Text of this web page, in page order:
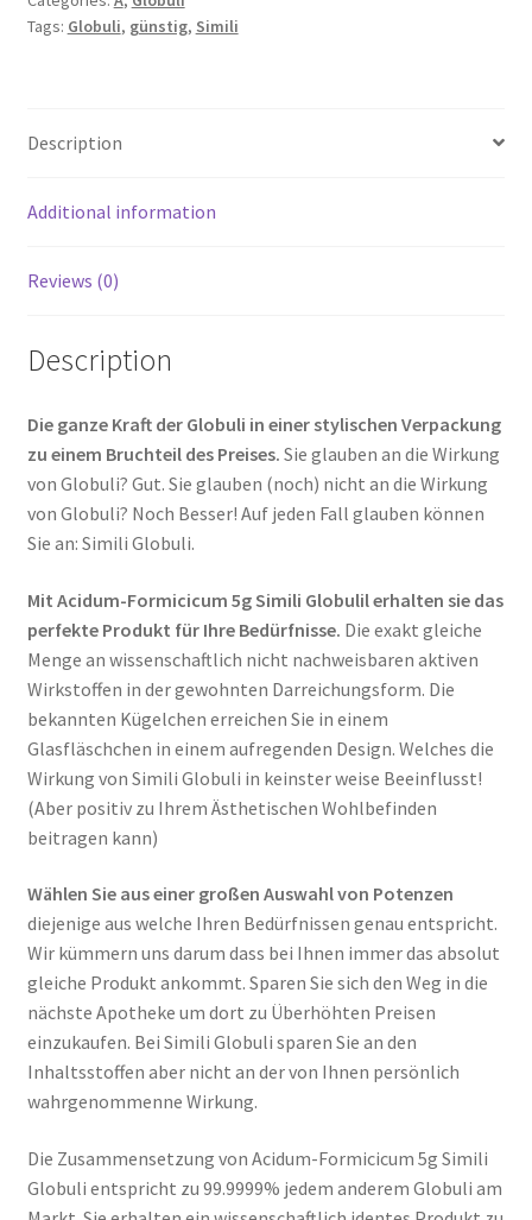
Tags: Globuli, günstig, Simili
Description
Additional information
Reviews (0)
Description
Die ganze Kraft der Globuli in einer stylischen Verpackung
zu einem Bruchteil des Preises. Sie glauben an die Wirkung
von Globuli? Gut. Sie glauben (noch) nicht an die Wirkung
von Globuli? Noch Besser! Auf jeden Fall glauben können
Sie an: Simili Globuli.
Mit Acidum-Formicicum 5g Simili Globulil erhalten sie das
perfekte Produkt für Ihre Bedürfnisse. Die exakt gleiche
Menge an wissenschaftlich nicht nachweisbaren aktiven
Wirkstoffen in der gewohnten Darreichungsform. Die
bekannten Kügelchen erreichen Sie in einem
Glasfläschchen in einem aufregenden Design. Welches die
Wirkung von Simili Globuli in keinster weise Beeinflusst!
(Aber positiv zu Ihrem Ästhetischen Wohlbefinden
beitragen kann)
Wählen Sie aus einer großen Auswahl von Potenzen
diejenige aus welche Ihren Bedürfnissen genau entspricht.
Wir kümmern uns darum dass bei Ihnen immer das absolut
gleiche Produkt ankommt. Sparen Sie sich den Weg in die
nächste Apotheke um dort zu Überhöhten Preisen
einzukaufen. Bei Simili Globuli sparen Sie an den
Inhaltsstoffen aber nicht an der von Ihnen persönlich
wahrgenommenne Wirkung.
Die Zusammensetzung von Acidum-Formicicum 5g Simili
Globuli entspricht zu 99.9999% jedem anderem Globuli am